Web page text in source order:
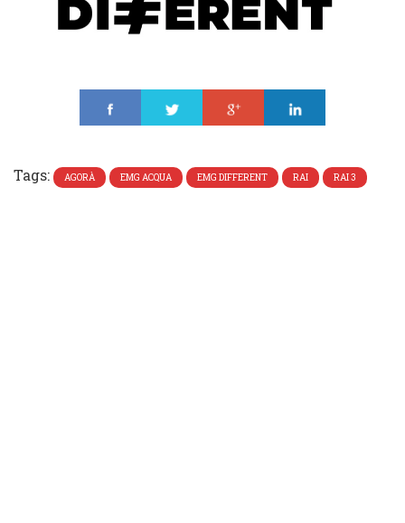
Tags: AGORÀ EMG ACQUA EMG DIFFERENT RAI RAI 3